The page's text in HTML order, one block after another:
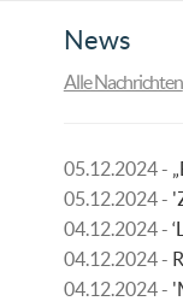
News
Alle Nachrichten
05.12.2024 -
05.12.2024 -
04.12.2024 -
04.12.2024 -
04.12.2024 -